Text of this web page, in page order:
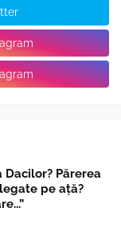
Părerea
pe ață?